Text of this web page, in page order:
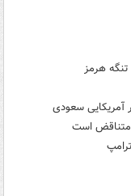
هرمز
آمریکایی سعودی
متناقض است